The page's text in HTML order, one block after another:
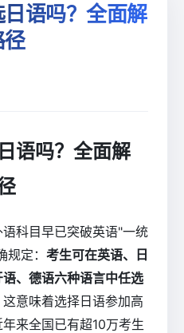
语吗？全面解
径
语吗？全面解
科目早已突破英语"一统
定： 考生可在英语、日
、德语六种语言中任选
意味着选择日语参加高
来全国已有超10万考生